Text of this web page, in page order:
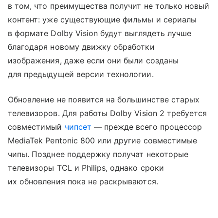
в том, что преимущества получит не только новый
контент: уже существующие фильмы и сериалы
в формате Dolby Vision будут выглядеть лучше
благодаря новому движку обработки
изображения, даже если они были созданы
для предыдущей версии технологии.
Обновление не появится на большинстве старых
телевизоров. Для работы Dolby Vision 2 требуется
совместимый чипсет — прежде всего процессор
MediaTek Pentonic 800 или другие совместимые
чипы. Позднее поддержку получат некоторые
телевизоры TCL и Philips, однако сроки
их обновления пока не раскрываются.